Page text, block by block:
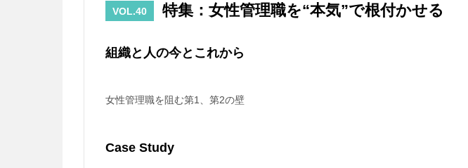
VOL.40 特集：女性管理職を“本気”で根付かせる
組織と人の今とこれから
女性管理職を阻む第1、第2の壁
Case Study